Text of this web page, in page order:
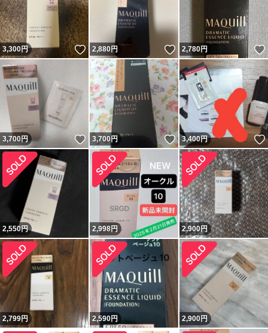
3,300円 いいね！
2,880円 いいね！
2,780円
3,700円 いいね！
3,700円 いいね！
3,400円
2,550円 2,998円 2,900円
2,799円 2,590円 2,900円